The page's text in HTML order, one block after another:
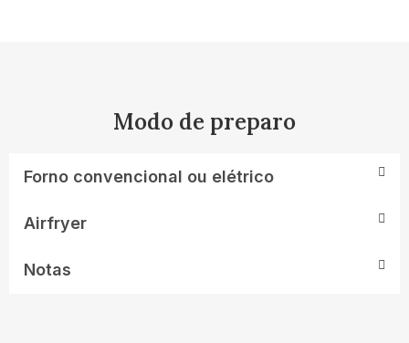
Modo de preparo
Forno convencional ou elétrico
Airfryer
Notas